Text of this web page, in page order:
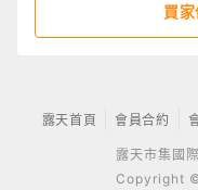
買
露天首頁 會員合約
露天市集國
Copyright